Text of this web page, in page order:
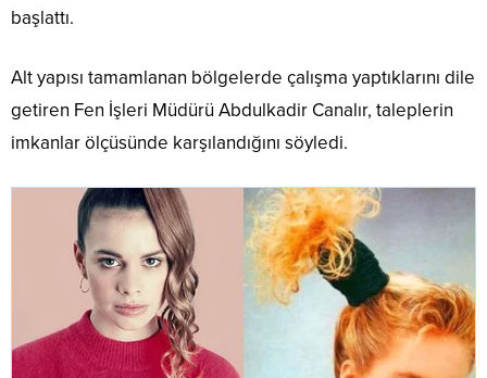
başlattı.
Alt yapısı tamamlanan bölgelerde çalışma yaptıklarını dile
getiren Fen İşleri Müdürü Abdulkadir Canalır, taleplerin
imkanlar ölçüsünde karşılandığını söyledi.